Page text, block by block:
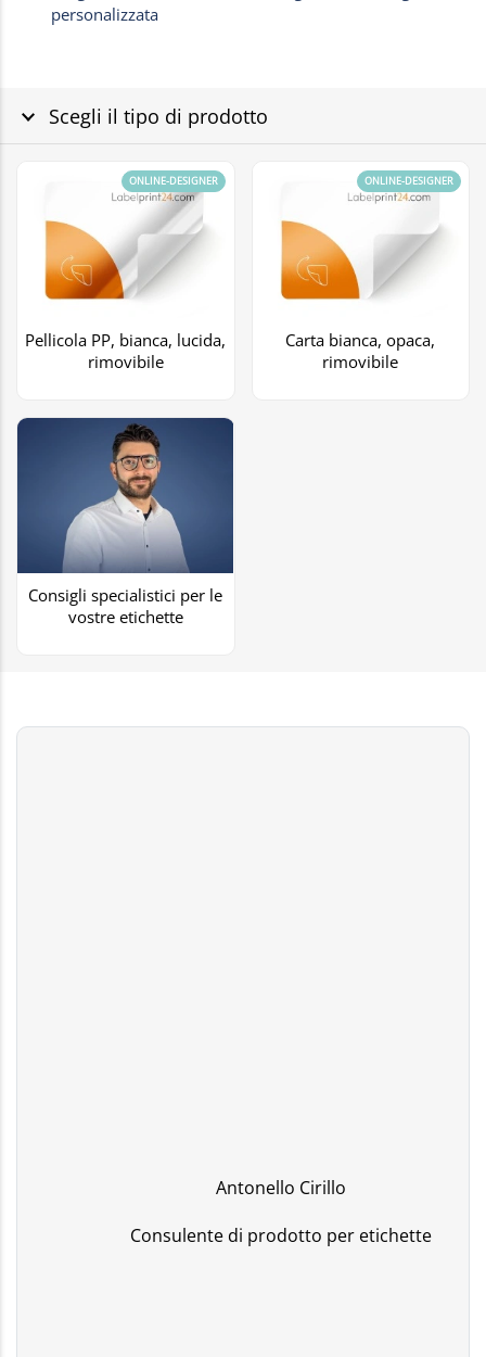
personalizzata
Scegli il tipo di prodotto
Pellicola PP, bianca, lucida,
rimovibile
ONLINE-DESIGNER
Carta bianca, opaca,
rimovibile
ONLINE-DESIGNER
Consigli specialistici per le
vostre etichette
Antonello Cirillo
Consulente di prodotto per etichette